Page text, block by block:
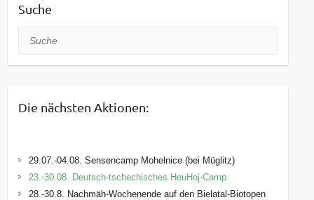
Suche
Suche
Die nächsten Aktionen:
29.07.-04.08. Sensencamp Mohelnice (bei Müglitz)
23.-30.08. Deutsch-tschechisches HeuHoj-Camp
28.-30.8. Nachmäh-Wochenende auf den Bielatal-Biotopen